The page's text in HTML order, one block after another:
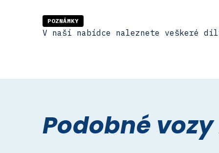
POZNÁMKY
V naší nabídce naleznete veškeré
Podobné